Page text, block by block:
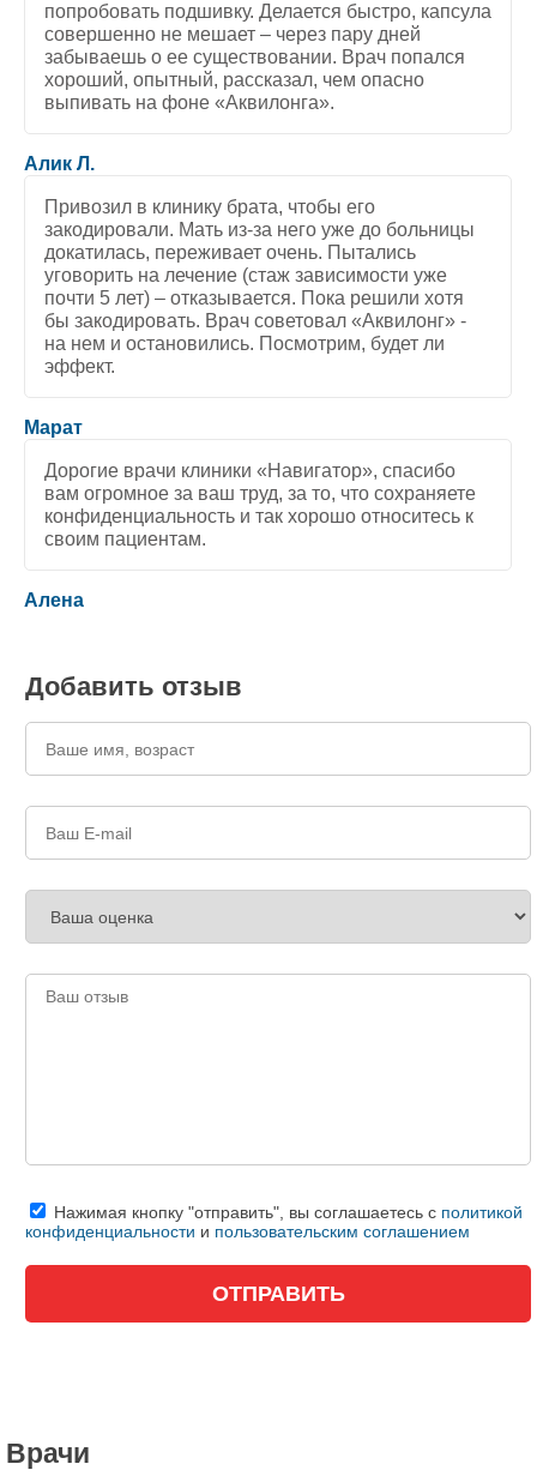
попробовать подшивку. Делается быстро, капсула
совершенно не мешает – через пару дней
забываешь о ее существовании. Врач попался
хороший, опытный, рассказал, чем опасно
выпивать на фоне «Аквилонга».
Алик Л.
Привозил в клинику брата, чтобы его
закодировали. Мать из-за него уже до больницы
докатилась, переживает очень. Пытались
уговорить на лечение (стаж зависимости уже
почти 5 лет) – отказывается. Пока решили хотя
бы закодировать. Врач советовал «Аквилонг» -
на нем и остановились. Посмотрим, будет ли
эффект.
Марат
Дорогие врачи клиники «Навигатор», спасибо
вам огромное за ваш труд, за то, что сохраняете
конфиденциальность и так хорошо относитесь к
своим пациентам.
Алена
Добавить отзыв
Нажимая кнопку "отправить", вы соглашаетесь с политикой
конфиденциальности и пользовательским соглашением
Врачи